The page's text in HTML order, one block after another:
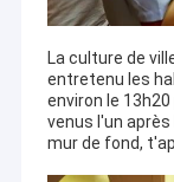
Boîte de
Conseils de
Boîte
Boîte de
La culture de
entretenu les
environ le
venus l'un
mur de fond,
chacun 1-2 ans.
Nous soutenons le
amis pour des